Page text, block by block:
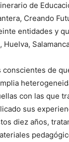
de
Creando
entidades y
Huelva,
conscientes de
con las que
sus
diez años,